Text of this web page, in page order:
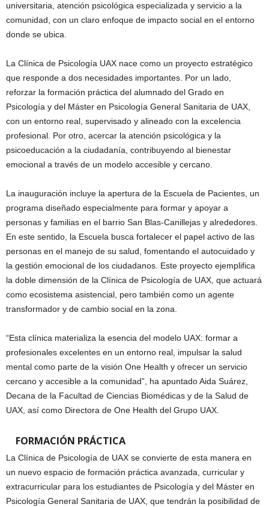
universitaria, atención psicológica especializada y servicio a la
comunidad, con un claro enfoque de impacto social en el entorno
donde se ubica.
La Clínica de Psicología UAX nace como un proyecto estratégico
que responde a dos necesidades importantes. Por un lado,
reforzar la formación práctica del alumnado del Grado en
Psicología y del Máster en Psicología General Sanitaria de UAX,
con un entorno real, supervisado y alineado con la excelencia
profesional. Por otro, acercar la atención psicológica y la
psicoeducación a la ciudadanía, contribuyendo al bienestar
emocional a través de un modelo accesible y cercano.
La inauguración incluye la apertura de la Escuela de Pacientes, un
programa diseñado especialmente para formar y apoyar a
personas y familias en el barrio San Blas-Canillejas y alrededores.
En este sentido, la Escuela busca fortalecer el papel activo de las
personas en el manejo de su salud, fomentando el autocuidado y
la gestión emocional de los ciudadanos. Este proyecto ejemplifica
la doble dimensión de la Clínica de Psicología de UAX, que actuará
como ecosistema asistencial, pero también como un agente
transformador y de cambio social en la zona.
“Esta clínica materializa la esencia del modelo UAX: formar a
profesionales excelentes en un entorno real, impulsar la salud
mental como parte de la visión One Health y ofrecer un servicio
cercano y accesible a la comunidad”, ha apuntado Aida Suárez,
Decana de la Facultad de Ciencias Biomédicas y de la Salud de
UAX, así como Directora de One Health del Grupo UAX.
FORMACIÓN PRÁCTICA
La Clínica de Psicología de UAX se convierte de esta manera en
un nuevo espacio de formación práctica avanzada, curricular y
extracurricular para los estudiantes de Psicología y del Máster en
Psicología General Sanitaria de UAX, que tendrán la posibilidad de